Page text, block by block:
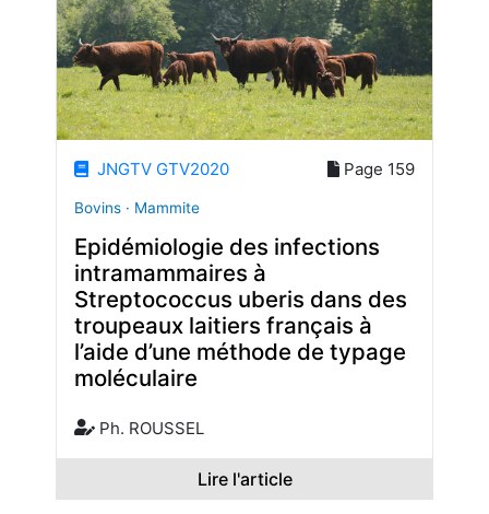
JNGTV GTV2020 Page 159
Bovins · Mammite
Epidémiologie des infections
intramammaires à
Streptococcus uberis dans des
troupeaux laitiers français à
l’aide d’une méthode de typage
moléculaire
Ph. ROUSSEL
Lire l'article